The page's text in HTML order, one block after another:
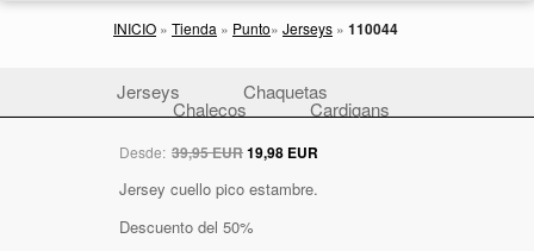
INICIO » Tienda » Punto» Jerseys » 110044
Jerseys Chaquetas
Chalecos Cardigans
Desde: 39,95 EUR19,98 EUR
Jersey cuello pico estambre.
Descuento del 50%